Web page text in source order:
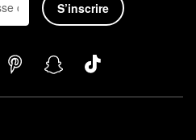
S’inscrire